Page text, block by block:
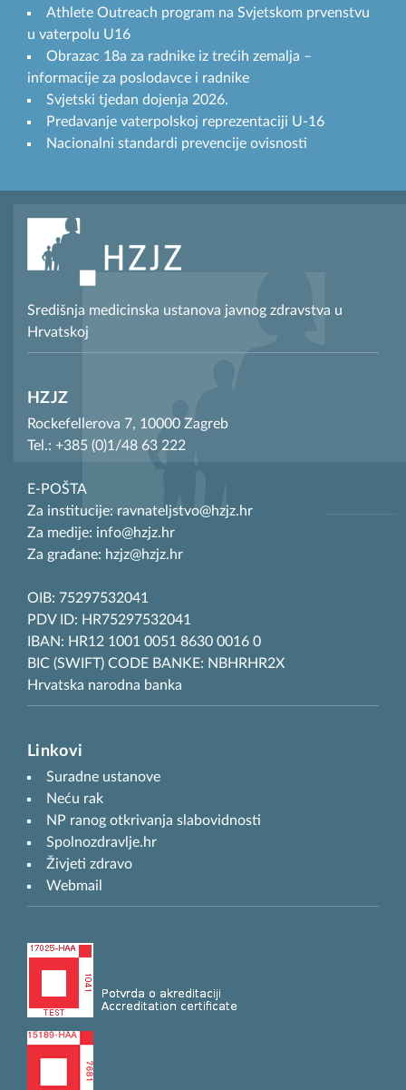
Athlete Outreach program na Svjetskom prvenstvu
u vaterpolu U16
Obrazac 18a za radnike iz trećih zemalja –
informacije za poslodavce i radnike
Svjetski tjedan dojenja 2026.
Predavanje vaterpolskoj reprezentaciji U-16
Nacionalni standardi prevencije ovisnosti
Središnja medicinska ustanova javnog zdravstva u
Hrvatskoj
HZJZ
Rockefellerova 7, 10000 Zagreb
Tel.: +385 (0)1/48 63 222
E-POŠTA
Za institucije: ravnateljstvo@hzjz.hr
Za medije: info@hzjz.hr
Za građane: hzjz@hzjz.hr
OIB: 75297532041
PDV ID: HR75297532041
IBAN: HR12 1001 0051 8630 0016 0
BIC (SWIFT) CODE BANKE: NBHRHR2X
Hrvatska narodna banka
Linkovi
Suradne ustanove
Neću rak
NP ranog otkrivanja slabovidnosti
Spolnozdravlje.hr
Živjeti zdravo
Webmail